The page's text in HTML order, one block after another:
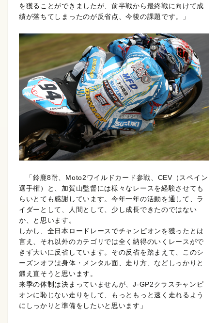
を獲ることができましたが、前半戦から最終戦に向けて成
績が落ちてしまったのが反省点、今後の課題です。」
「鈴鹿8耐、Moto2ワイルドカード参戦、CEV（スペイン
選手権）と、加賀山監督には様々なレースを経験させても
らいとても感謝しています。今年一年の活動を通して、ラ
イダーとして、人間として、少し成長できたのではない
か、と思います。
しかし、全日本ロードレースでチャンピオンを獲ったとは
言え、それ以外のカテゴリでは全く納得のいくレースがで
きず大いに反省しています。その反省を踏まえて、このシ
ーズンオフは身体・メンタル面、走り方、などしっかりと
鍛え直そうと思います。
来季の体制は決まっていませんが、J-GP2クラスチャンピ
オンに恥じない走りをして、もっともっと速く走れるよう
にしっかりと準備をしたいと思います」